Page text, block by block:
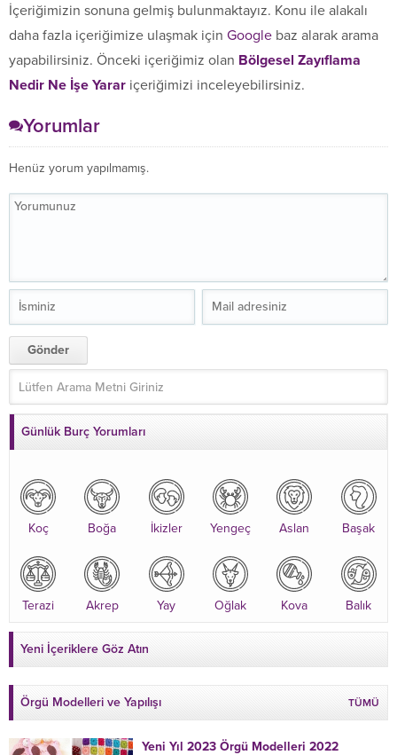
İçeriğimizin sonuna gelmiş bulunmaktayız. Konu ile alakalı
daha fazla içeriğimize ulaşmak için Google baz alarak arama
yapabilirsiniz. Önceki içeriğimiz olan Bölgesel Zayıflama
Nedir Ne İşe Yarar içeriğimizi inceleyebilirsiniz.
Yorumlar
Henüz yorum yapılmamış.
Günlük Burç Yorumları
Koç Boğa İkizler Yengeç Aslan Başak
Terazi Akrep Yay Oğlak Kova Balık
Yeni İçeriklere Göz Atın
Örgü Modelleri ve Yapılışı TÜMÜ
Yeni Yıl 2023 Örgü Modelleri 2022